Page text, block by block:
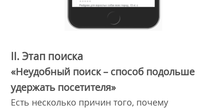
II. Этап поиска
«Неудобный поиск – способ подольше
удержать посетителя»
Есть несколько причин того, почему